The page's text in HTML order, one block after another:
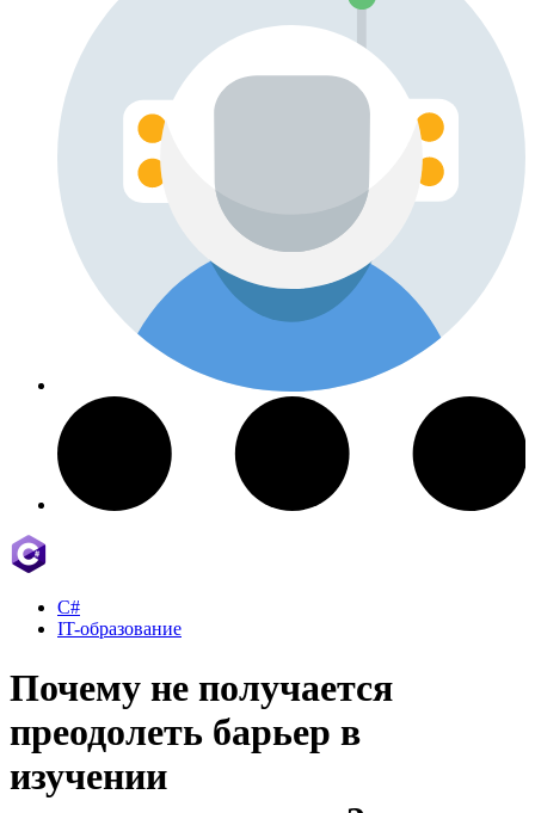
C#
IT-образование
Почему не получается
преодолеть барьер в
изучении